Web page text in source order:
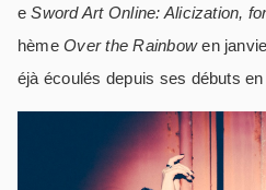
eSword Art Online: Alicization,
hèmeOver the Rainbowen
éjà écoulés depuis ses débuts